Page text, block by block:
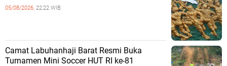
05/08/2026, 22:22 WIB
Camat Labuhanhaji Barat Resmi Buka
Turnamen Mini Soccer HUT RI ke-81